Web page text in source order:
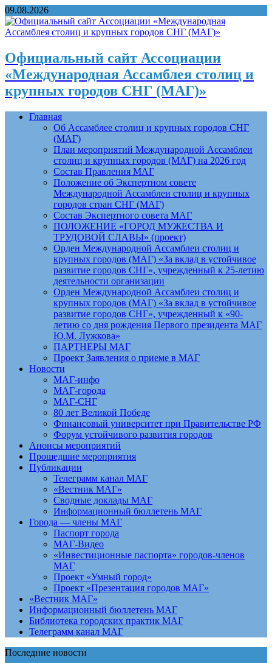
09.08.2026
Официальный сайт Ассоциации
«Международная Ассамблея столиц и
крупных городов СНГ (МАГ)»
Главная
Об Ассамблее столиц и крупных городов СНГ
(МАГ)
План мероприятий Международной Ассамблеи
столиц и крупных городов (МАГ) на 2026 год
Состав Правления МАГ
Положение об Экспертном совете
Международной Ассамблеи столиц и крупных
городов стран СНГ (МАГ)
Состав Экспертного совета МАГ
ПОЛОЖЕНИЕ «ГОРОД МУЖЕСТВА И
ТРУДОВОЙ СЛАВЫ» (проект)
Орден Международной Ассамблеи столиц и
крупных городов (МАГ) «За вклад в устойчивое
развитие городов СНГ», учрежденный к 25-летию
деятельности организации
Орден Международной Ассамблеи столиц и
крупных городов (МАГ) «За вклад в устойчивое
развитие городов СНГ», учрежденный к «90-
летию со дня рождения Первого президента МАГ
Ю.М. Лужкова»
ПАРТНЕРЫ МАГ
Проект Заявления о приеме в МАГ
Новости
МАГ-инфо
МАГ-города
МАГ-СНГ
80 лет Великой Победе
Финансовый университет при Правительстве РФ
Форум устойчивого развития городов
Анонсы мероприятий
Прошедшие мероприятия
Публикации
Телеграмм канал МАГ
«Вестник МАГ»
Сводные доклады МАГ
Информационный бюллетень МАГ
Города — члены МАГ
Паспорт города
МАГ-Видео
«Инвестиционные паспорта» городов-членов
МАГ
Проект «Умный город»
Проект «Презентация городов МАГ»
«Вестник МАГ»
Информационный бюллетень МАГ
Библиотека городских практик МАГ
Телеграмм канал МАГ
Последние новости